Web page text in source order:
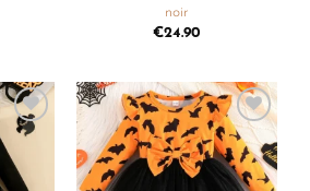
noir
€24.90
Ajouter
liste de
souhaits
Ajouter
à la
liste de
souhaits